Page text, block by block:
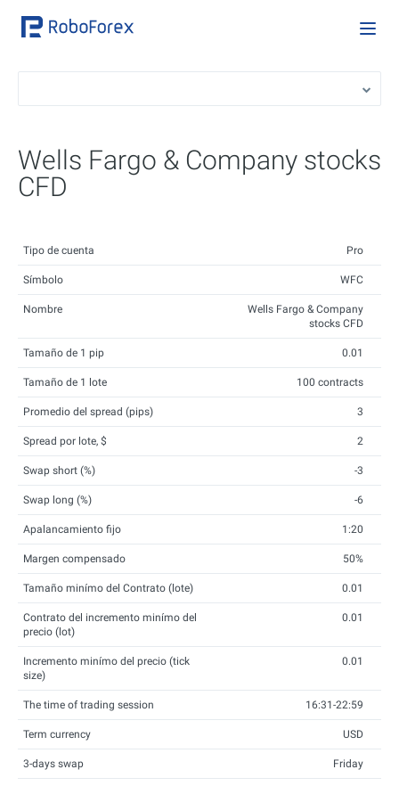
Wells Fargo & Company stocks
CFD
Tipo de cuenta Pro
Símbolo WFC
Nombre
Wells Fargo & Company
stocks CFD
Tamaño de 1 pip 0.01
Tamaño de 1 lote 100 contracts
Promedio del spread (pips) 3
Spread por lote, $ 2
Swap short (%) -3
Swap long (%) -6
Apalancamiento fijo 1:20
Margen compensado 50%
Tamaño minímo del Contrato (lote) 0.01
Contrato del incremento minímo del
precio (lot)
0.01
Incremento minímo del precio (tick
size)
0.01
The time of trading session 16:31-22:59
Term currency USD
3-days swap Friday